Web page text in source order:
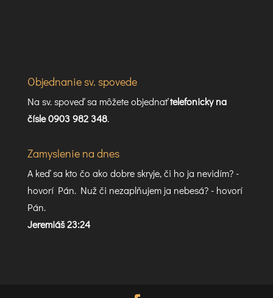
Objednanie sv. spovede
Na sv. spoveď sa môžete objednaťtelefonicky na
čísle 0903 982 348.
Zamyslenie na dnes
A keď sa kto čo ako dobre skryje, či ho ja nevidím? -
hovorí Pán. Nuž či nezaplňujem ja nebesá? - hovorí
Pán.
Jeremiáš 23:24